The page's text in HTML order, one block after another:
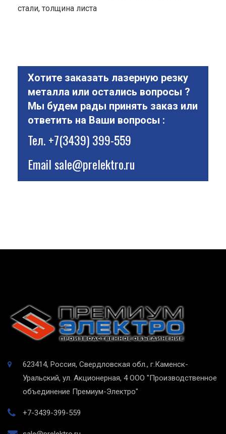
стали, толщина листа
Хотите заказать лазерную резку
металла или остались вопросы ?
Мы будем рады принять заказ или
ответить на Ваши вопросы :
Тел.+7(3439) 399-559
Emailsale@prelektro.ru
623414, Россия, Свердловская обл., г.Каменск-
Уральский, ул. Акционерная, 4 ООО "Производственное
объединение Премиум-Электро"
+7-3439-399-559